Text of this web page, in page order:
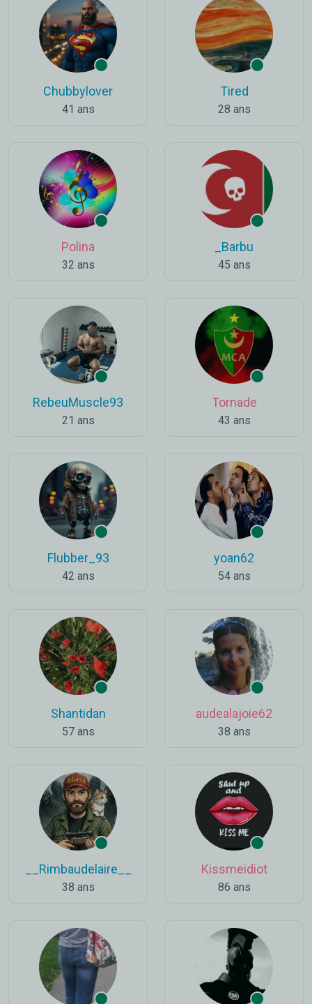
Chubbylover
41 ans
Tired
28 ans
Polina
32 ans
_Barbu
45 ans
RebeuMuscle93
21 ans
Tornade
43 ans
Flubber_93
42 ans
yoan62
54 ans
Shantidan
57 ans
audealajoie62
38 ans
__Rimbaudelaire__
38 ans
Kissmeidiot
86 ans